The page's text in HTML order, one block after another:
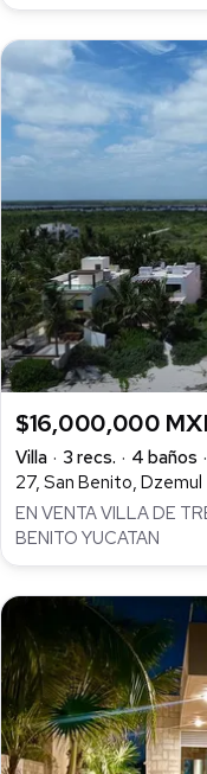
$16,000,000
Villa
3 recs. 4 baños
27, San Benito, Dzemul
EN VENTA VILLA DE
BENITO YUCATAN